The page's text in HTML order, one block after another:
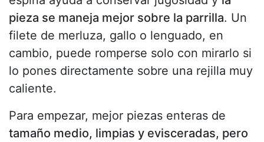
pieza se maneja mejor sobre la parrilla. Un
filete de merluza, gallo o lenguado, en
cambio, puede romperse solo con mirarlo si
lo pones directamente sobre una rejilla muy
caliente.
Para empezar, mejor piezas enteras de
tamaño medio, limpias y evisceradas, pero